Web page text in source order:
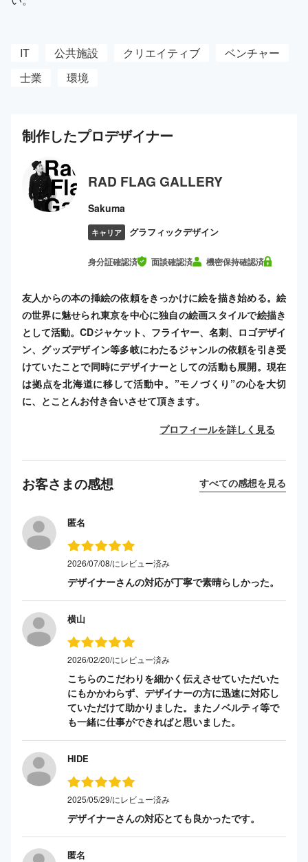
IT 公共施設 クリエイティブ
ベンチャー
士業
環境
制作したプロデザイナー
RAD FLAG GALLERY
Sakuma
キャリア グラフィックデザイン
身分証確認済 面談確認済 機密保持確認済
友人からの本の挿絵の依頼をきっかけに絵を描き始める。絵
の世界に魅せられ東京を中心に独自の絵画スタイルで絵描き
として活動。CDジャケット、フライヤー、名刺、ロゴデザイ
ン、グッズデザイン等多岐にわたるジャンルの依頼を引き受
けていたことで同時にデザイナーとしての活動も展開。現在
は拠点を北海道に移して活動中。”モノづくり”の心を大切
に、とことんお付き合いさせて頂きます。
プロフィールを詳しく見る
お客さまの感想 すべての感想を見る
匿名
2026/07/08/にレビュー済み
デザイナーさんの対応が丁寧で素晴らしかった。
横山
2026/02/20/にレビュー済み
こちらのこだわりを細かく伝えさせていただいた
にもかかわらず、デザイナーの方に迅速に対応し
ていただけて助かりました。またノベルティ等で
も一緒に仕事ができればと思いました。
HIDE
2025/05/29/にレビュー済み
デザイナーさんの対応とても良かったです。
匿名